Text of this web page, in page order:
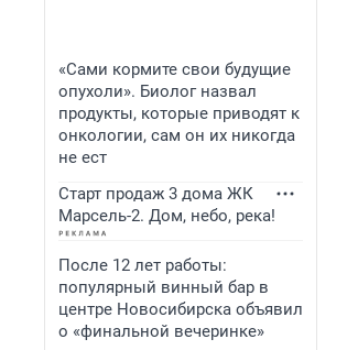
«Сами кормите свои будущие
опухоли». Биолог назвал
продукты, которые приводят к
онкологии, сам он их никогда
не ест
Старт продаж 3 дома ЖК
Марсель-2. Дом, небо, река!
После 12 лет работы:
популярный винный бар в
центре Новосибирска объявил
о «финальной вечеринке»